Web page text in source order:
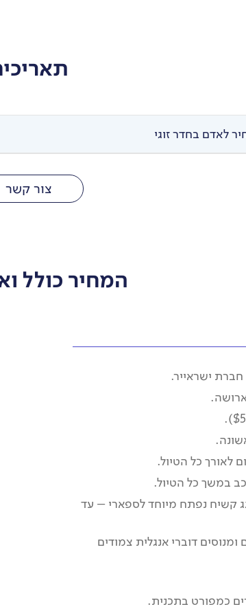
לאדם בחדר זוגי
צור קשר
המחיר כולל
ישראייר.
לאורך כל הטיול.
במשך כל הטיול.
רכבי 4*4 עם גג קשיח נפתח מיוחד לספארי – עד
דוברי אנגלית צמודים
כמפורט בתכנית.